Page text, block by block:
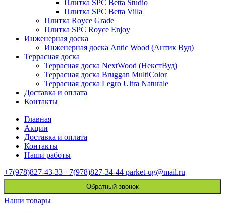
Плитка SPC Betta Studio
Плитка SPC Betta Villa
Плитка Royce Grade
Плитка SPC Royce Enjoy
Инженерная доска
Инженерная доска Antic Wood (Антик Вуд)
Террасная доска
Террасная доска NextWood (НекстВуд)
Террасная доска Bruggan MultiColor
Террасная доска Legro Ultra Naturale
Доставка и оплата
Контакты
Главная
Акции
Доставка и оплата
Контакты
Наши работы
+7(978)827-43-33 +7(978)827-34-44 parket-ug@mail.ru
Обратный звонок
Наши товары